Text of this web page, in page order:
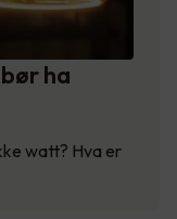
ha
watt? Hva er